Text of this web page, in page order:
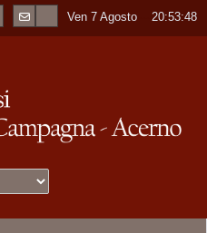
Ven 7 Agosto ----20:53:48